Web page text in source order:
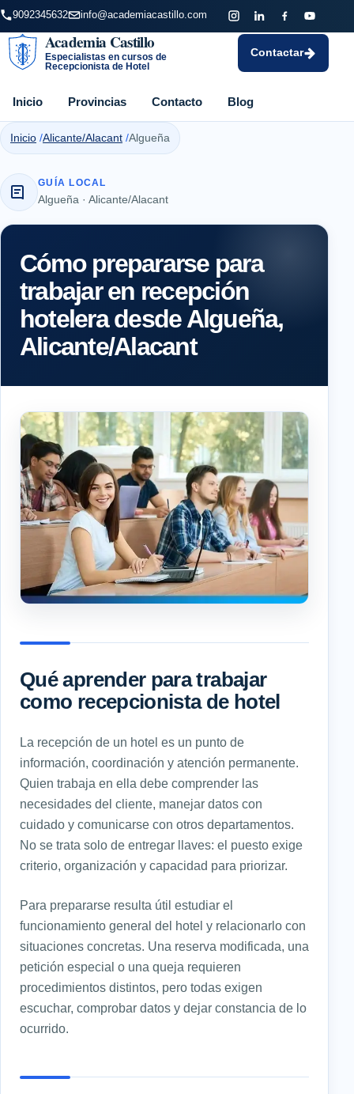
9092345632 info@academiacastillo.com
Academia Castillo
Especialistas en cursos de
Recepcionista de Hotel
Inicio Provincias Contacto Blog
Contactar
Inicio Alicante/Alacant Algueña
GUÍA LOCAL
Algueña · Alicante/Alacant
Cómo prepararse para
trabajar en recepción
hotelera desde Algueña,
Alicante/Alacant
Qué aprender para trabajar
como recepcionista de hotel
La recepción de un hotel es un punto de
información, coordinación y atención permanente.
Quien trabaja en ella debe comprender las
necesidades del cliente, manejar datos con
cuidado y comunicarse con otros departamentos.
No se trata solo de entregar llaves: el puesto exige
criterio, organización y capacidad para priorizar.
Para prepararse resulta útil estudiar el
funcionamiento general del hotel y relacionarlo con
situaciones concretas. Una reserva modificada, una
petición especial o una queja requieren
procedimientos distintos, pero todas exigen
escuchar, comprobar datos y dejar constancia de lo
ocurrido.